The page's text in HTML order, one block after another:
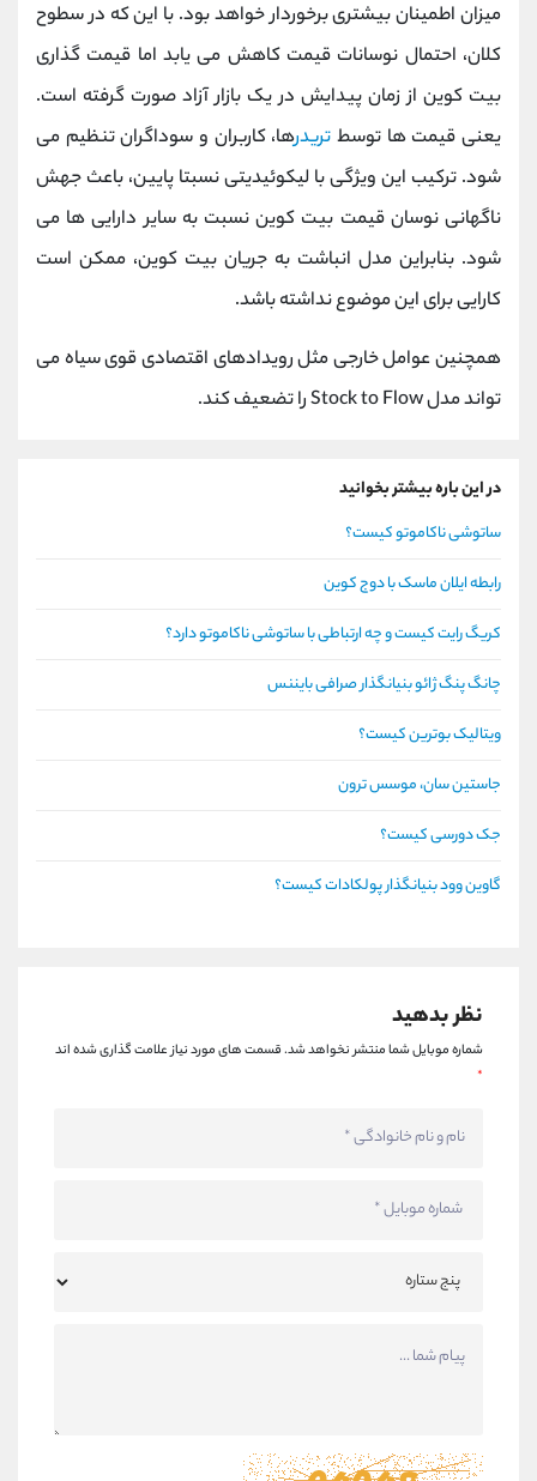
میزان اطمینان بیشتری برخوردار خواهد بود. با این که در سطوح
کلان، احتمال نوسانات قیمت کاهش می یابد اما قیمت گذاری
بیت کوین از زمان پیدایش در یک بازار آزاد صورت گرفته است.
یعنی قیمت ها توسط تریدرها، کاربران و سوداگران تنظیم می
شود. ترکیب این ویژگی با لیکوئیدیتی نسبتا پایین، باعث جهش
ناگهانی نوسان قیمت بیت کوین نسبت به سایر دارایی ها می
شود. بنابراین مدل انباشت به جریان بیت کوین، ممکن است
کارایی برای این موضوع نداشته باشد.
همچنین عوامل خارجی مثل رویدادهای اقتصادی قوی سیاه می
تواند مدل Stock to Flow را تضعیف کند.
در این باره بیشتر بخوانید
ساتوشی ناکاموتو کیست؟
رابطه ایلان ماسک با دوج کوین
کریگ رایت کیست و چه ارتباطی با ساتوشی ناکاموتو دارد؟
چانگ پنگ ژائو بنیانگذار صرافی بایننس
ویتالیک بوترین کیست؟
جاستین سان، موسس ترون
جک دورسی کیست؟
گاوین وود بنیانگذار پولکادات کیست؟
نظر بدهید
شماره موبایل شما منتشر نخواهد شد.قسمت های مورد نیاز علامت گذاری شده اند
*